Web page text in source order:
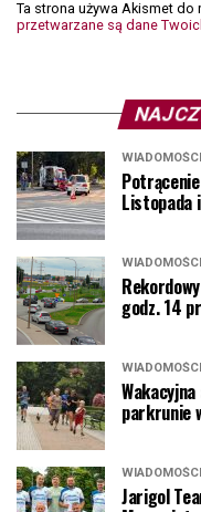
Ta strona używa Akismet do
przetwarzane są dane
WIADOMOŚCI
Listopada
WIADOMOŚCI
godz. 14
WIADOMOŚCI
parkrunie
WIADOMOŚCI
Jarigol